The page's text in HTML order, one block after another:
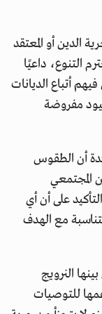
الدين أو المعتقد
التنوع، داعيًا
أتباع الديانات
مفروضة
أن الطقوس
المجتمعي
على أن أي
مع الهدف
النرويج
للتوصيات